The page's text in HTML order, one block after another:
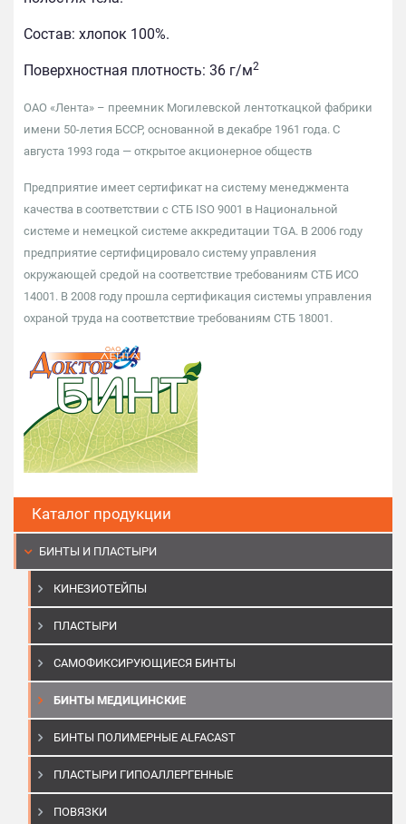
Каталог продукции
БИНТЫ И ПЛАСТЫРИ
КИНЕЗИОТЕЙПЫ
ПЛАСТЫРИ
САМОФИКСИРУЮЩИЕСЯ БИНТЫ
БИНТЫ МЕДИЦИНСКИЕ
БИНТЫ ПОЛИМЕРНЫЕ ALFACAST
ПЛАСТЫРИ ГИПОАЛЛЕРГЕННЫЕ
ПОВЯЗКИ
Состав: хлопок 100%.
Поверхностная плотность: 36 г/м2
ОАО «Лента» – преемник Могилевской лентоткацкой фабрики
имени 50-летия БССР, основанной в декабре 1961 года. С
августа 1993 года — открытое акционерное обществ
Предприятие имеет сертификат на систему менеджмента
качества в соответствии с СТБ ISO 9001 в Национальной
системе и немецкой системе аккредитации TGA. В 2006 году
предприятие сертифицировало систему управления
окружающей средой на соответствие требованиям СТБ ИСО
14001. В 2008 году прошла сертификация системы управления
охраной труда на соответствие требованиям СТБ 18001.